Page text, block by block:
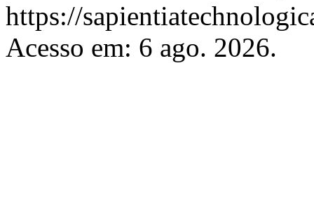
https://
Acesso em: 6 ago. 2026.